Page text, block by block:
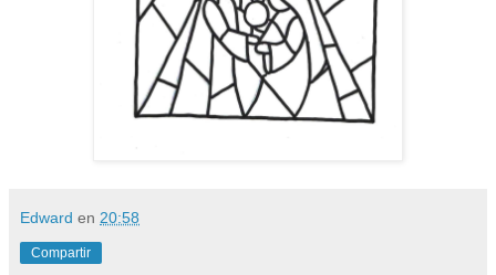
Edward en 20:58
Compartir